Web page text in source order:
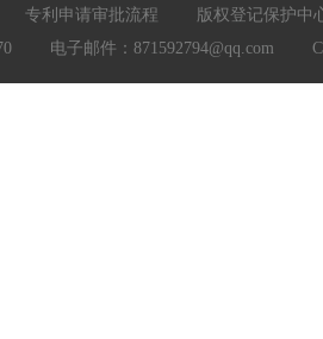
专利申请审批流程
版权登记保护中
电子邮件：871592794@qq.com